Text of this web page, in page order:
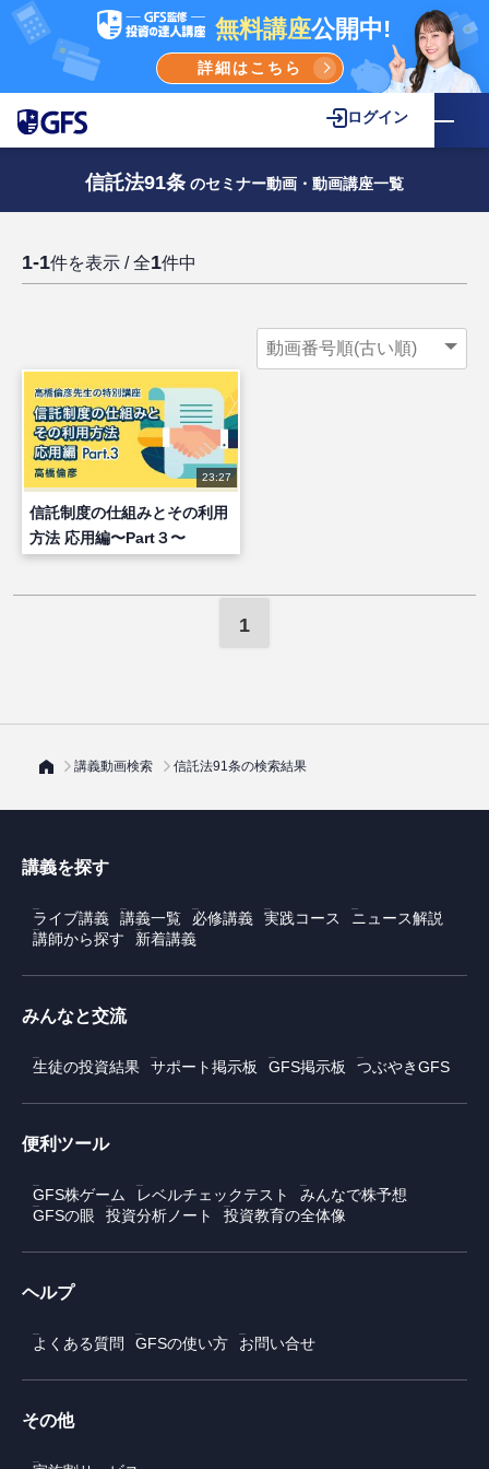
無料講座公開中!
詳細はこちら
ログイン
信託法91条 のセミナー動画・動画講座一覧
1-1件を表示 / 全1件中
23:27
信託制度の仕組みとその利用
方法 応用編〜Part３〜
1
講義動画検索 信託法91条の検索結果
講義を探す
ライブ講義 講義一覧 必修講義 実践コース
ニュース解説
講師から探す
新着講義
みんなと交流
生徒の投資結果 サポート掲示板 GFS掲示板 つぶやきGFS
便利ツール
GFS株ゲーム レベルチェックテスト
みんなで株予想
GFSの眼
投資分析ノート 投資教育の全体像
ヘルプ
よくある質問 GFSの使い方 お問い合せ
その他